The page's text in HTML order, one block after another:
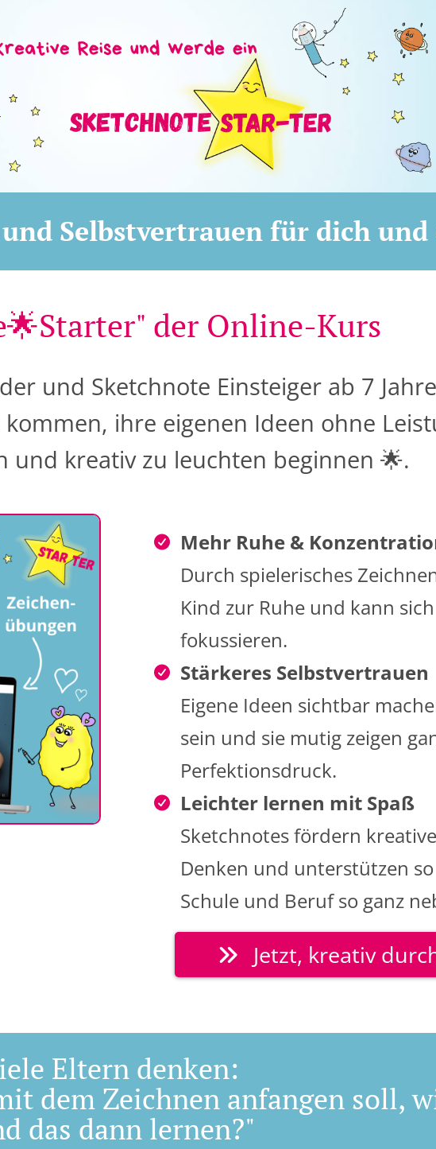
Selbstvertrauen für dich
der Online-Kurs
und Sketchnote Einsteiger ab 7
ihre eigenen Ideen ohne
und kreativ zu leuchten beginnen 🌟.
Mehr Ruhe &
Durch spielerisches
Kind zur Ruhe und kann
fokussieren.
Stärkeres Selbstvertrauen
Eigene Ideen sichtbar
sein und sie mutig zeigen
Perfektionsdruck.
Leichter lernen mit Spaß
Sketchnotes fördern
Denken und unterstützen
Schule und Beruf so ganz
Jetzt, kreativ
Eltern denken:
dem Zeichnen anfangen soll,
das dann lernen?"